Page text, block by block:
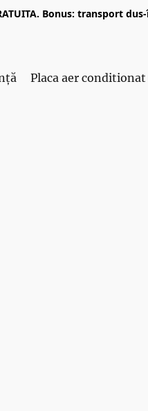
Bonus: transport
Placa aer